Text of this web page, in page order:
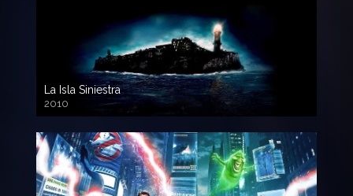
La Isla Siniestra
2010
720p HD